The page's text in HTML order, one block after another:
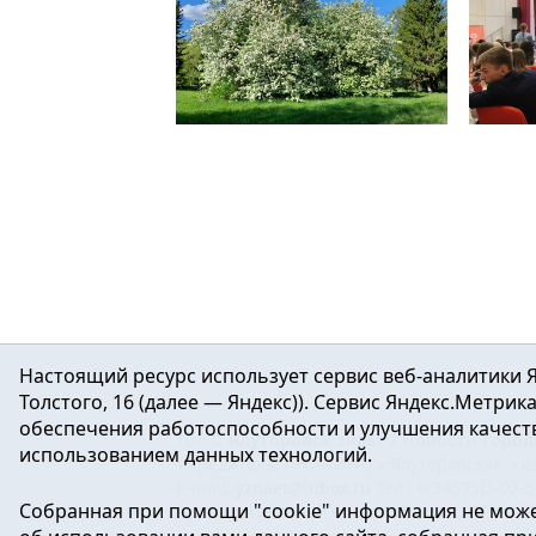
Читать
16+ ©Ялуторовск знает / Новости
Учредитель: АНО «ИИЦ « Ялуторовская
Регистрационный номер ЭЛ № ФС 77-
Настоящий ресурс использует сервис веб-
Толстого, 16 (далее — Яндекс)). Сервис
обеспечения работоспособности и улучшения
использованием данных технологий.
Собранная при помощи "cookie" информация не